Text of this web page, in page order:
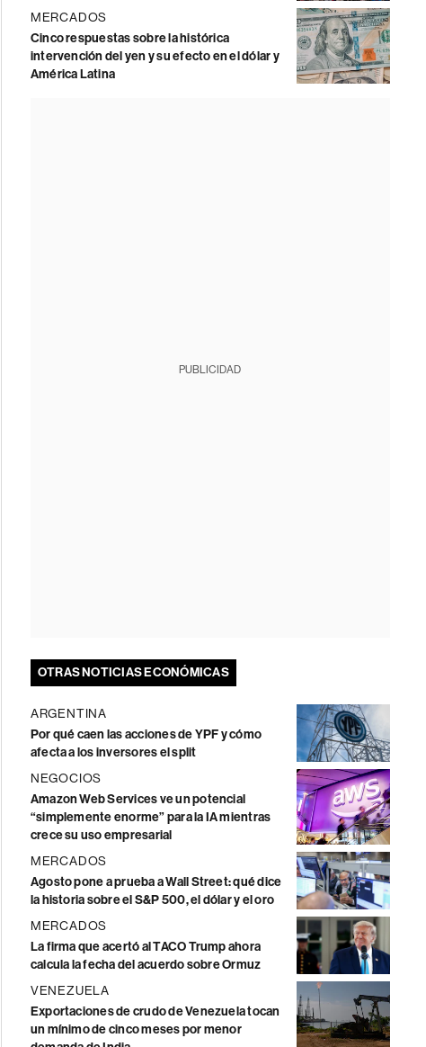
MERCADOS
Cinco respuestas sobre la histórica
intervención del yen y su efecto en el dólar y
América Latina
PUBLICIDAD
OTRAS NOTICIAS ECONÓMICAS
ARGENTINA
Por qué caen las acciones de YPF y cómo
afecta a los inversores el split
NEGOCIOS
Amazon Web Services ve un potencial
“simplemente enorme” para la IA mientras
crece su uso empresarial
MERCADOS
Agosto pone a prueba a Wall Street: qué dice
la historia sobre el S&P 500, el dólar y el oro
MERCADOS
La firma que acertó al TACO Trump ahora
calcula la fecha del acuerdo sobre Ormuz
VENEZUELA
Exportaciones de crudo de Venezuela tocan
un mínimo de cinco meses por menor